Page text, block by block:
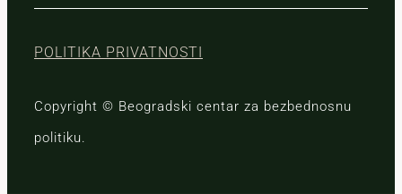
POLITIKA PRIVATNOSTI
Copyright © Beogradski centar za bezbednosnu
politiku.